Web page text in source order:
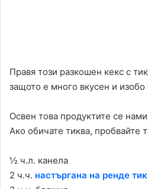
Правя този разкошен кекс с
защото е много вкусен и изобо
Освен това продуктите се
Ако обичате тиква, пробвайте
½ ч.л. канела
2 ч.ч. настъргана на ренде